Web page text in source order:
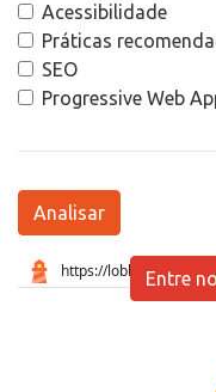
Acessibilidade
Práticas
SEO
Progressive Web
Analisar
Entre